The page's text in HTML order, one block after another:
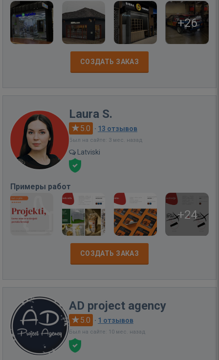
+26
СОЗДАТЬ ЗАКАЗ
Laura S.
5.0 · 13 отзывов
Был на сайте: 3 мес. назад
Latviski
Примеры работ
+24
СОЗДАТЬ ЗАКАЗ
AD project agency
5.0 · 1 отзывов
Был на сайте: 10 мес. назад